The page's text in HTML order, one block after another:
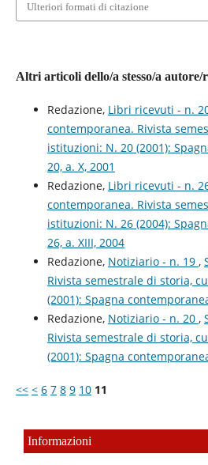
Ulteriori formati di citazione
Altri articoli dello/a stesso/a autore/
Redazione, Libri ricevuti - n.
contemporanea. Rivista
istituzioni: N. 20 (2001):
20, a. X, 2001
Redazione, Libri ricevuti - n.
contemporanea. Rivista
istituzioni: N. 26 (2004):
26, a. XIII, 2004
Redazione, Notiziario - n. 19 ,
Rivista semestrale di storia,
(2001): Spagna
Redazione, Notiziario - n. 20 ,
Rivista semestrale di storia,
(2001): Spagna
<< < 6 7 8 9 10 11
Informazioni